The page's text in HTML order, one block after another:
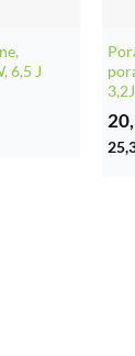
6,5 J
3,2J